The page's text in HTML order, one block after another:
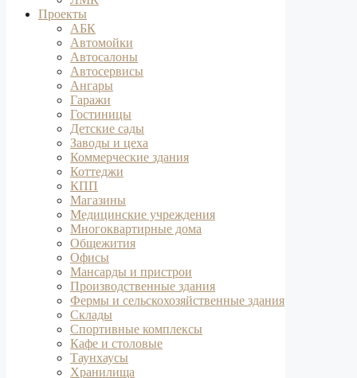
Проекты
АБК
Автомойки
Автосалоны
Автосервисы
Ангары
Гаражи
Гостиницы
Детские сады
Заводы и цеха
Коммерческие здания
Коттеджи
КПП
Магазины
Медицинские учреждения
Многоквартирные дома
Общежития
Офисы
Мансарды и пристрои
Производственные здания
Фермы и сельскохозяйственные здания
Склады
Спортивные комплексы
Кафе и столовые
Таунхаусы
Хранилища